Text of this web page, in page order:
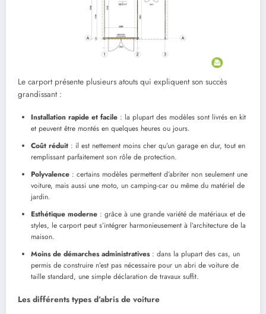
Le carport présente plusieurs atouts qui expliquent son succès
grandissant :
Installation rapide et facile : la plupart des modèles sont livrés en kit
et peuvent être montés en quelques heures ou jours.
Coût réduit : il est nettement moins cher qu’un garage en dur, tout en
remplissant parfaitement son rôle de protection.
Polyvalence : certains modèles permettent d’abriter non seulement une
voiture, mais aussi une moto, un camping-car ou même du matériel de
jardin.
Esthétique moderne : grâce à une grande variété de matériaux et de
styles, le carport peut s’intégrer harmonieusement à l’architecture de la
maison.
Moins de démarches administratives: dans la plupart des cas, un
permis de construire n’est pas nécessaire pour un abri de voiture de
taille standard, une simple déclaration de travaux suffit.
Les différents types d’abris de voiture